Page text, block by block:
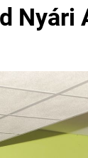
Nyári